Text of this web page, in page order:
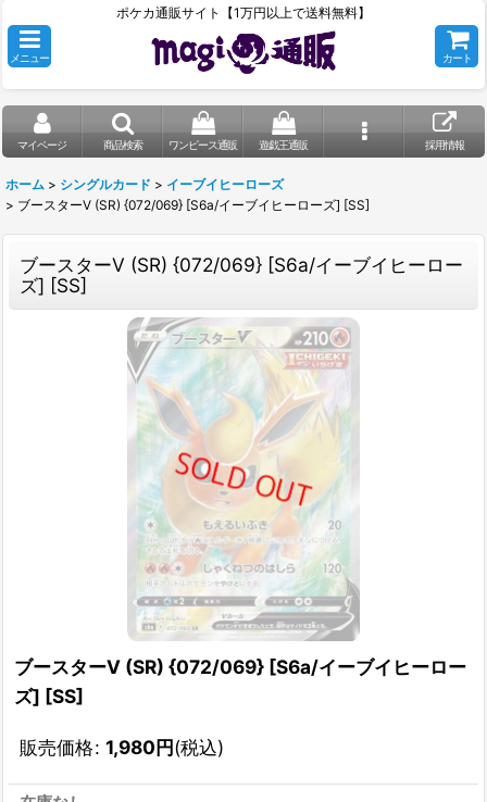
ポケカ通販サイト【1万円以上で送料無料】
メニュー カート
マイページ 商品検索 ワンピース通販 遊戯王通販 採用情報
ホーム > シングルカード > イーブイヒーローズ
> ブースターV (SR) {072/069} [S6a/イーブイヒーローズ] [SS]
ブースターV (SR) {072/069} [S6a/イーブイヒーロー
ズ] [SS]
ブースターV (SR) {072/069} [S6a/イーブイヒーロー
ズ] [SS]
販売価格: 1,980円(税込)